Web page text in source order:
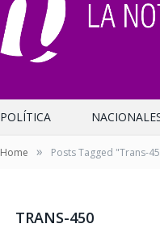
POLÍTICA
Home » Posts Tagged "Trans-
TRANS-450